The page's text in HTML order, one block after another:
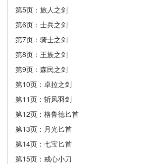
第5页：旅人之剑
第6页：士兵之剑
第7页：骑士之剑
第8页：王族之剑
第9页：森民之剑
第10页：卓拉之剑
第11页：斩风羽剑
第12页：格鲁德匕首
第13页：月光匕首
第14页：七宝匕首
第15页：戒心小刀